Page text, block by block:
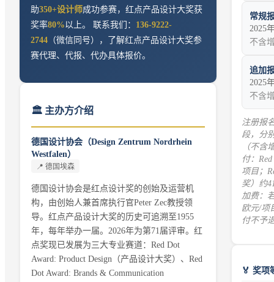
助350+设计师成功参赛， 红点产品设计大奖获
奖率80%以上。 联系我们： 136-9222-
2744 （微信同号），了解红点产品设计大奖参
赛代理、代报、代办具体报价。
🏛️ 主办方介绍
德国设计协会（Design Zentrum Nordrhein
Westfalen）
📍 德国埃森
德国设计协会是红点设计奖的创始及运营机
构，由创始人兼首席执行官Peter Zec教授领
导。红点产品设计大奖的历史可追溯至1955
年，每年举办一届。2026年为第71届评审。红
点奖现已发展为三大专业赛道：Red Dot
Award: Product Design（产品设计大奖）、Red
Dot Award: Brands & Communication
常规
2025
不含
追加
2025
不含
注册报
段，分
（不含
付：
项目；
奖）约
加费：
欧元/项
付不予
🏅 奖项